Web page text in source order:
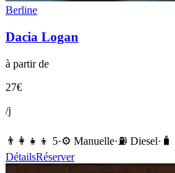
Berline
Dacia Logan
à partir de
27€
/j
👨‍👩‍👧‍👦 5·⚙️ Manuelle·⛽️ Diesel· 🧳
DétailsRéserver